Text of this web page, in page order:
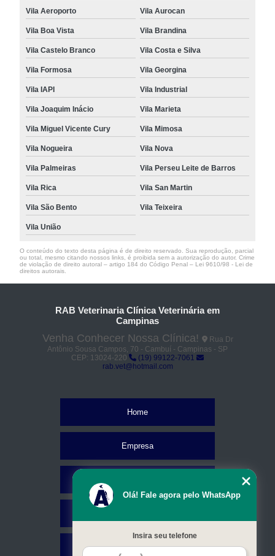
Vila Aeroporto Vila Aurocan
Vila Boa Vista Vila Brandina
Vila Castelo Branco Vila Costa e Silva
Vila Formosa Vila Georgina
Vila IAPI Vila Industrial
Vila Joaquim Inácio Vila Marieta
Vila Miguel Vicente Cury Vila Mimosa
Vila Nogueira Vila Nova
Vila Palmeiras Vila Perseu Leite de Barros
Vila Rica Vila San Martin
Vila São Bento Vila Teixeira
Vila União
O conteúdo do texto desta página é de direito reservado. Sua reprodução, parcial
ou total, mesmo citando nossos links, é proibida sem a autorização do autor. Crime
de violação de direito autoral – artigo 184 do Código Penal – Lei 9610/98 - Lei de
direitos autorais
RAB Veterinaria Clínica Veterinária em
Campinas
Venha Conhecer Nossa Clínica!
Rua Dr
Antônio Sousa Campos, 70 - Cambuí - Campinas - SP
CEP: 13024-220
(19) 99122-7061
rab.vet@hotmail.com
Home
Empresa
Contato
Olá! Fale agora pelo WhatsApp
Insira seu telefone